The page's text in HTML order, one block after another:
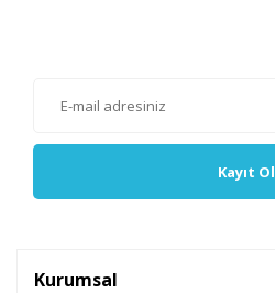
Kayıt Ol
Kurumsal